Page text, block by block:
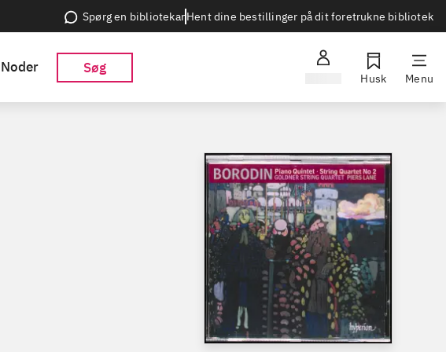
Spørg en bibliotekarHent dine bestillinger på dit foretrukne bibliotek
Noder Søg
Husk Menu